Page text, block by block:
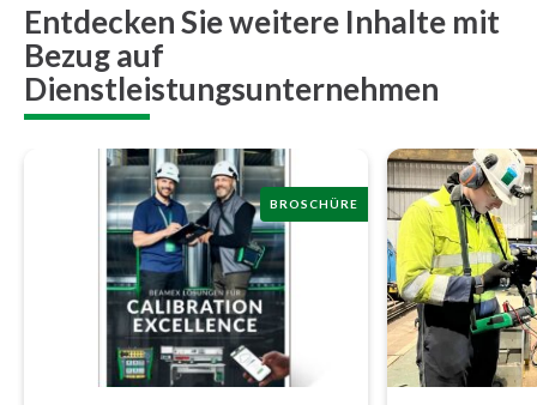
Entdecken Sie weitere Inhalte mit
Bezug auf
Dienstleistungsunternehmen
BROSCHÜRE